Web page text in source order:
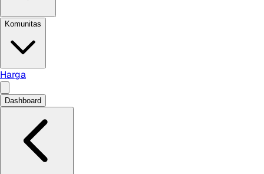
Komunitas
Harga
Dashboard